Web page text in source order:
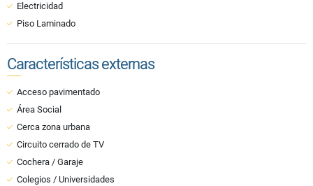
Electricidad
Piso Laminado
Características externas
Acceso pavimentado
Área Social
Cerca zona urbana
Circuito cerrado de TV
Cochera / Garaje
Colegios / Universidades